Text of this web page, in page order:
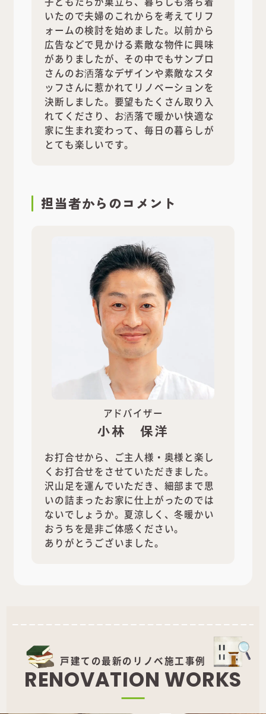
いたので夫婦のこれからを考えてリフ
ォームの検討を始めました。以前から
広告などで見かける素敵な物件に興味
がありましたが、その中でもサンプロ
さんのお洒落なデザインや素敵なスタ
ッフさんに惹かれてリノベーションを
決断しました。要望もたくさん取り入
れてくださり、お洒落で暖かい快適な
家に生まれ変わって、毎日の暮らしが
とても楽しいです。
担当者からのコメント
アドバイザー
小林 保洋
お打合せから、ご主人様・奥様と楽し
くお打合せをさせていただきました。
沢山足を運んでいただき、細部まで思
いの詰まったお家に仕上がったのでは
ないでしょうか。夏涼しく、冬暖かい
おうちを是非ご体感ください。
ありがとうございました。
戸建ての最新のリノベ施工事例
RENOVATION WORKS